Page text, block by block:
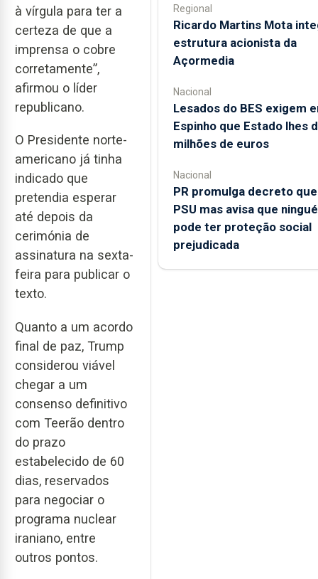
à vírgula para ter a
certeza de que a
imprensa o cobre
corretamente”,
afirmou o líder
republicano.
O Presidente norte-
americano já tinha
indicado que
pretendia esperar
até depois da
cerimónia de
assinatura na sexta-
feira para publicar o
texto.
Quanto a um acordo
final de paz, Trump
considerou viável
chegar a um
consenso definitivo
com Teerão dentro
do prazo
estabelecido de 60
dias, reservados
para negociar o
programa nuclear
iraniano, entre
outros pontos.
Regional
Ricardo Martins Mota
estrutura acionista da
Açormedia
Nacional
Lesados do BES exigem
Espinho que Estado lhes
milhões de euros
Nacional
PR promulga decreto
PSU mas avisa que
pode ter proteção social
prejudicada